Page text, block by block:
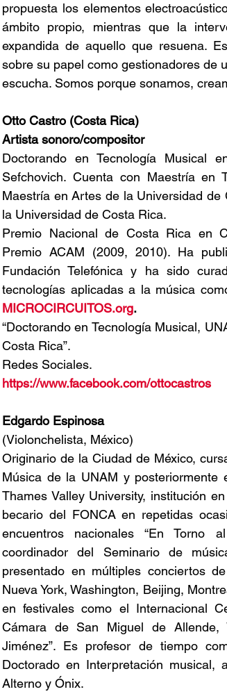
propuesta los elementos
ámbito propio, mientras que la
expandida de aquello que resuena.
sobre su papel como gestionadores de
escucha. Somos porque sonamos,
Otto Castro (Costa Rica)
Artista sonoro/compositor
Doctorando en Tecnología
Sefchovich. Cuenta con Maestría en
Maestría en Artes de la Universidad
la Universidad de Costa Rica.
Premio Nacional de Costa Rica en
Premio ACAM (2009, 2010). Ha
Fundación Telefónica y ha sido
MICROCIRCUITOS.org.
“Doctorando en Tecnología Musical,
Costa Rica”.
Redes Sociales.
https://www.facebook.com/ottocastros
Edgardo Espinosa
(Violonchelista, México)
Originario de la Ciudad de México,
Música de la UNAM y
Thames Valley University, institución
becario del FONCA en repetidas
encuentros nacionales “En Torno
coordinador del Seminario de
presentado en múltiples conciertos
Nueva York, Washington, Beijing,
en festivales como el Internacional
Cámara de San Miguel de Allende,
Jiménez”. Es profesor de tiempo
Doctorado en Interpretación
Alterno y Ónix.